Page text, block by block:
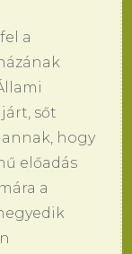
a
sőt
hogy
előadás
a